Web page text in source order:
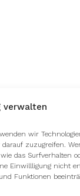
verwalten
wir
zuzugreifen.
das Surfverhalten
Einwillligung nicht
Funktionen